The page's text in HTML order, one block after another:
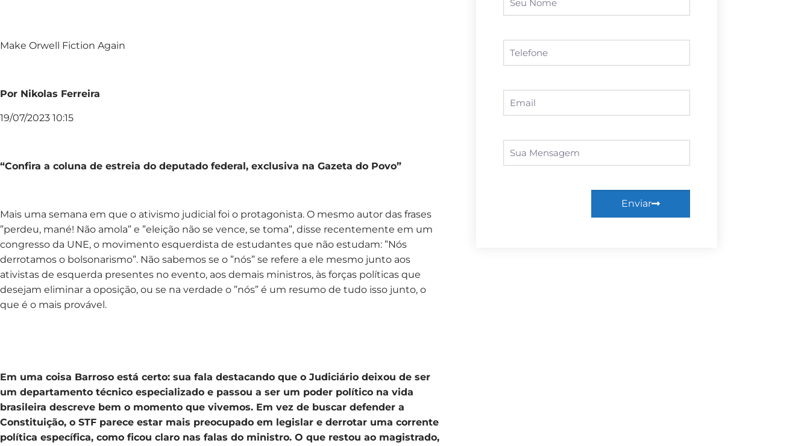
Make Orwell Fiction Again
Por Nikolas Ferreira
19/07/2023 10:15
“Confira a coluna de estreia do deputado federal, exclusiva na Gazeta do Povo”
Mais uma semana em que o ativismo judicial foi o protagonista. O mesmo autor das frases
”perdeu, mané! Não amola” e ”eleição não se vence, se toma”, disse recentemente em um
congresso da UNE, o movimento esquerdista de estudantes que não estudam: ”Nós
derrotamos o bolsonarismo”. Não sabemos se o ”nós” se refere a ele mesmo junto aos
ativistas de esquerda presentes no evento, aos demais ministros, às forças políticas que
desejam eliminar a oposição, ou se na verdade o ”nós” é um resumo de tudo isso junto, o
que é o mais provável.
Em uma coisa Barroso está certo: sua fala destacando que o Judiciário deixou de ser
um departamento técnico especializado e passou a ser um poder político na vida
brasileira descreve bem o momento que vivemos. Em vez de buscar defender a
Constituição, o STF parece estar mais preocupado em legislar e derrotar uma corrente
política específica, como ficou claro nas falas do ministro. O que restou ao magistrado,
Enviar